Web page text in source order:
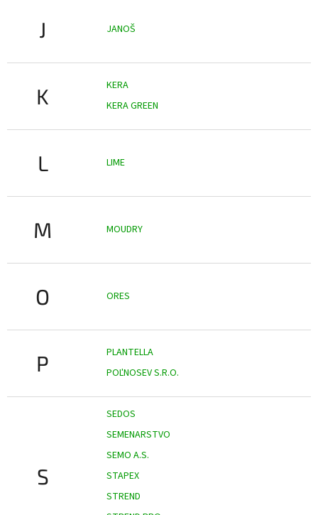
J JANOŠ
K
KERA
KERA GREEN
L LIME
M MOUDRY
O ORES
P
PLANTELLA
POĽNOSEV S.R.O.
S
SEDOS
SEMENARSTVO
SEMO A.S.
STAPEX
STREND